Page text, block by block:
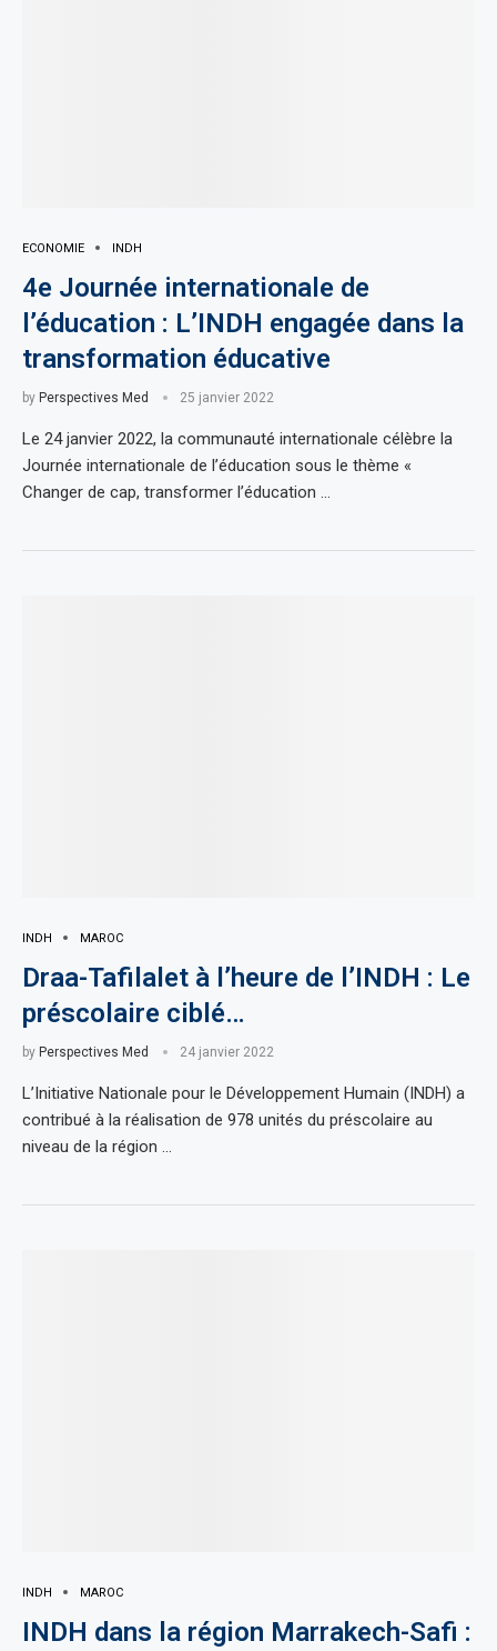
ECONOMIE INDH
4e Journée internationale de
l’éducation : L’INDH engagée dans la
transformation éducative
by Perspectives Med 25 janvier 2022
Le 24 janvier 2022, la communauté internationale célèbre la
Journée internationale de l’éducation sous le thème «
Changer de cap, transformer l’éducation …
INDH MAROC
Draa-Tafilalet à l’heure de l’INDH : Le
préscolaire ciblé…
by Perspectives Med 24 janvier 2022
L’Initiative Nationale pour le Développement Humain (INDH) a
contribué à la réalisation de 978 unités du préscolaire au
niveau de la région …
INDH MAROC
INDH dans la région Marrakech-Safi :